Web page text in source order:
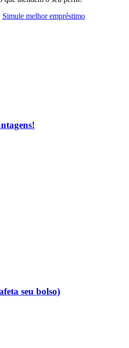
Simule melhor empréstimo
seu bolso)